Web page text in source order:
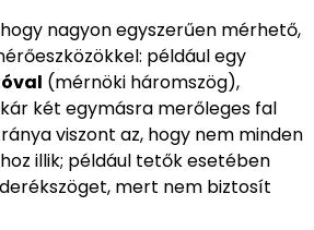
nagyon egyszerűen mérhető,
például egy
(mérnöki háromszög),
két egymásra merőleges fal
viszont az, hogy nem minden
illik; például tetők esetében
mert nem biztosít